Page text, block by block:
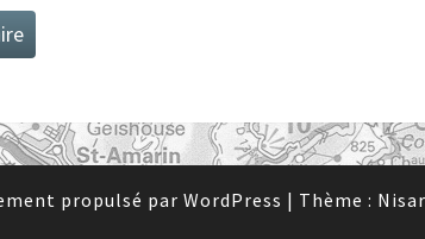
propulsé par WordPress | Thème :